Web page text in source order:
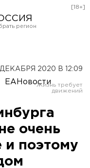
[18+]
2020 В 12:09
ЕАНовости
очень
поэтому